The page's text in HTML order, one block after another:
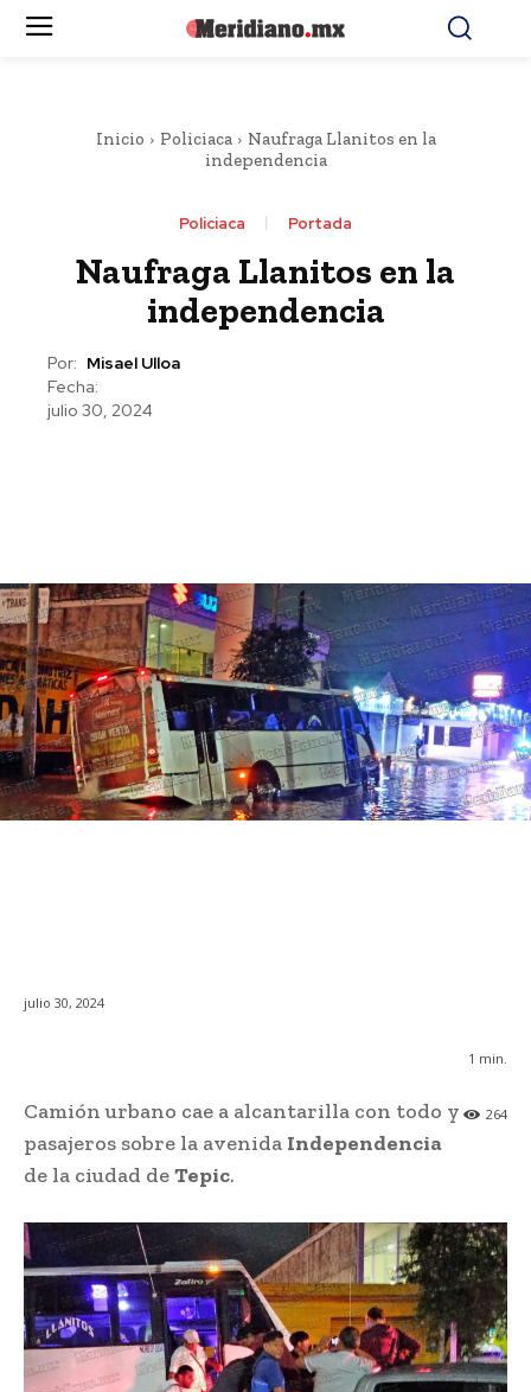
Inicio Policiaca
Naufraga Llanitos en la
independencia
Policiaca Portada
Naufraga Llanitos en la
independencia
Por: Misael Ulloa
Fecha:
julio 30, 2024
julio 30, 2024
1 min.
264
Camión urbano cae a alcantarilla con todo y
pasajeros sobre la avenida Independencia
de la ciudad deTepic.